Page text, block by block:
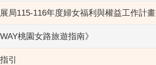
局115-116年度婦女福利與權益工作計畫
桃園女路旅遊指南》
引